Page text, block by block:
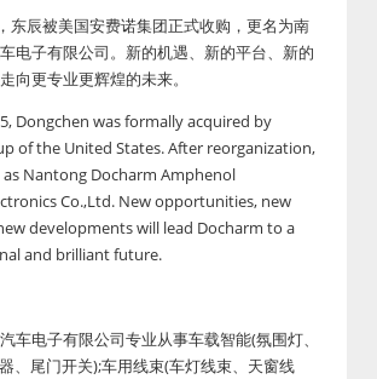
东辰被美国安费诺集团正式收购，更名为南
电子有限公司。新的机遇、新的平台、新的
向更专业更辉煌的未来。
Dongchen was formally acquired by
of the United States. After reorganization,
Nantong Docharm Amphenol
Co.,Ltd. New opportunities, new
developments will lead Docharm to a
and brilliant future.
车电子有限公司专业从事车载智能(氛围灯、
、尾门开关);车用线束(车灯线束、天窗线